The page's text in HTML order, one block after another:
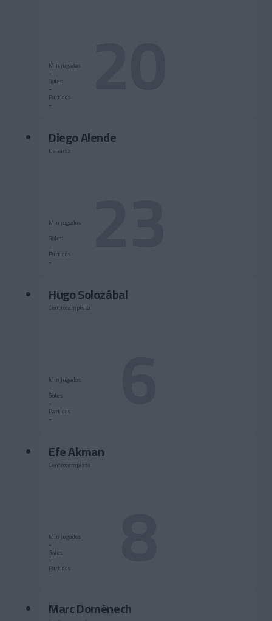
Min jugados
-
Goles
-
Partidos
-
Diego Alende
Defensa
Min jugados
-
Goles
-
Partidos
-
Hugo Solozábal
Centrocampista
Min jugados
-
Goles
-
Partidos
-
Efe Akman
Centrocampista
Min jugados
-
Goles
-
Partidos
-
Marc Domènech